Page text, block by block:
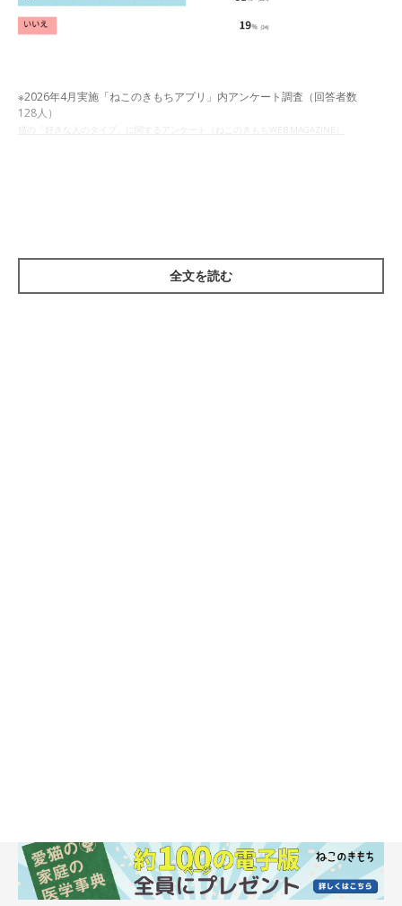
※2026年4月実施「ねこのきもちアプリ」内アンケート調査（回答者数
128人）
猫の「好きな人のタイプ」に関するアンケート（ねこのきもちWEB MAGAZINE）
全文を読む